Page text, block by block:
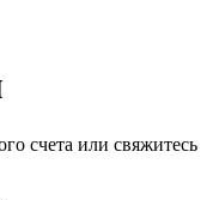
счета или свяжитесь